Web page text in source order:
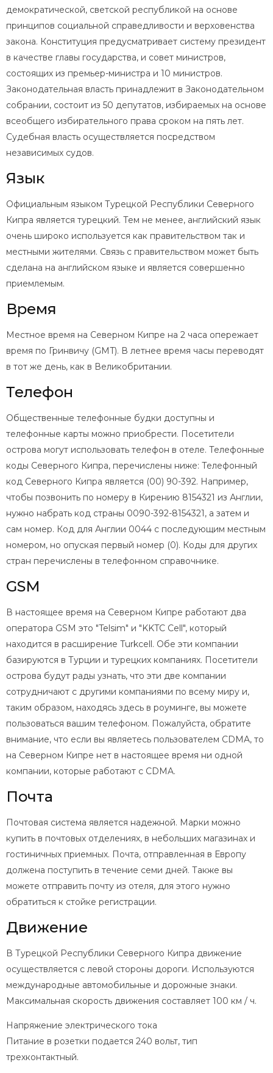
демократической, светской республикой на основе
принципов социальной справедливости и верховенства
закона. Конституция предусматривает систему президент
в качестве главы государства, и совет министров,
состоящих из премьер-министра и 10 министров.
Законодательная власть принадлежит в Законодательном
собрании, состоит из 50 депутатов, избираемых на основе
всеобщего избирательного права сроком на пять лет.
Судебная власть осуществляется посредством
независимых судов.
Язык
Официальным языком Турецкой Республики Северного
Кипра является турецкий. Тем не менее, английский язык
очень широко используется как правительством так и
местными жителями. Связь с правительством может быть
сделана на английском языке и является совершенно
приемлемым.
Время
Местное время на Северном Кипре на 2 часа опережает
время по Гринвичу (GMT). В летнее время часы переводят
в тот же день, как в Великобритании.
Телефон
Общественные телефонные будки доступны и
телефонные карты можно приобрести. Посетители
острова могут использовать телефон в отеле. Телефонные
коды Северного Кипра, перечислены ниже: Телефонный
код Северного Кипра является (00) 90-392. Например,
чтобы позвонить по номеру в Кирению 8154321 из Англии,
нужно набрать код страны 0090-392-8154321, а затем и
сам номер. Код для Англии 0044 с последующим местным
номером, но опуская первый номер (0). Коды для других
стран перечислены в телефонном справочнике.
GSM
В настоящее время на Северном Кипре работают два
оператора GSM это "Telsim" и "KKTC Cell", который
находится в расширение Turkcell. Обе эти компании
базируются в Турции и турецких компаниях. Посетители
острова будут рады узнать, что эти две компании
сотрудничают с другими компаниями по всему миру и,
таким образом, находясь здесь в роуминге, вы можете
пользоваться вашим телефоном. Пожалуйста, обратите
внимание, что если вы являетесь пользователем CDMA, то
на Северном Кипре нет в настоящее время ни одной
компании, которые работают с CDMA.
Почта
Почтовая система является надежной. Марки можно
купить в почтовых отделениях, в небольших магазинах и
гостиничных приемных. Почта, отправленная в Европу
должена поступить в течение семи дней. Также вы
можете отправить почту из отеля, для этого нужно
обратиться к стойке регистрации.
Движение
В Турецкой Республики Северного Кипра движение
осуществляется с левой стороны дороги. Используются
международные автомобильные и дорожные знаки.
Максимальная скорость движения составляет 100 км / ч.
Напряжение электрического тока
Питание в розетки подается 240 вольт, тип
трехконтактный.